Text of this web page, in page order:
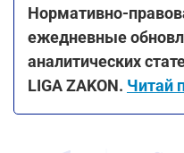
Нормативно-
ежедневные
аналитических
LIGA ZAKON. Читай